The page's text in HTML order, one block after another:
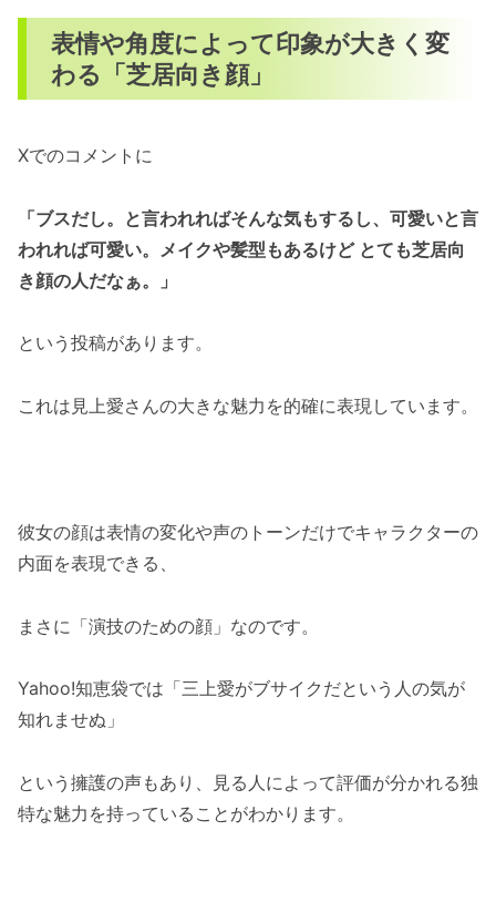
表情や角度によって印象が大きく変
わる「芝居向き顔」
Xでのコメントに
「ブスだし。と言われればそんな気もするし、可愛いと言
われれば可愛い。メイクや髪型もあるけど とても芝居向
き顔の人だなぁ。」
という投稿があります。
これは見上愛さんの大きな魅力を的確に表現しています。
彼女の顔は表情の変化や声のトーンだけでキャラクターの
内面を表現できる、
まさに「演技のための顔」なのです。
Yahoo!知恵袋では「三上愛がブサイクだという人の気が
知れませぬ」
という擁護の声もあり、見る人によって評価が分かれる独
特な魅力を持っていることがわかります。